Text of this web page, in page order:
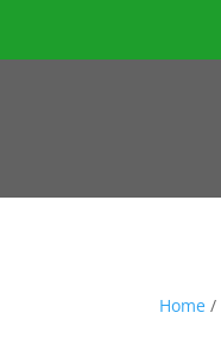
Home /